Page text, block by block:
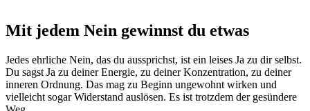
Mit jedem Nein gewinnst du etwas
Jedes ehrliche Nein, das du aussprichst, ist ein leises Ja zu dir selbst.
Du sagst Ja zu deiner Energie, zu deiner Konzentration, zu deiner
inneren Ordnung. Das mag zu Beginn ungewohnt wirken und
vielleicht sogar Widerstand auslösen. Es ist trotzdem der gesündere